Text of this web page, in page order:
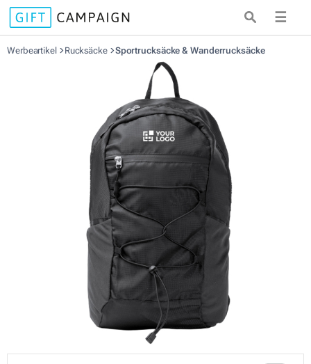
☰
Werbeartikel Rucksäcke Sportrucksäcke & Wanderrucksäcke